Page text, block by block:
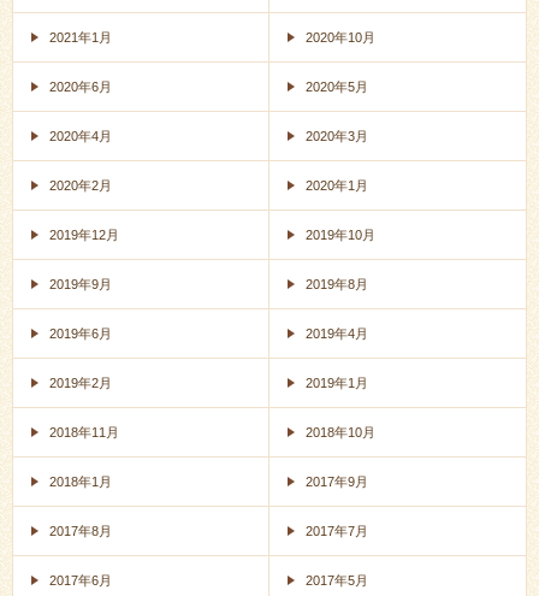
2021年1月 2020年10月
2020年6月 2020年5月
2020年4月 2020年3月
2020年2月 2020年1月
2019年12月 2019年10月
2019年9月 2019年8月
2019年6月 2019年4月
2019年2月 2019年1月
2018年11月 2018年10月
2018年1月 2017年9月
2017年8月 2017年7月
2017年6月 2017年5月